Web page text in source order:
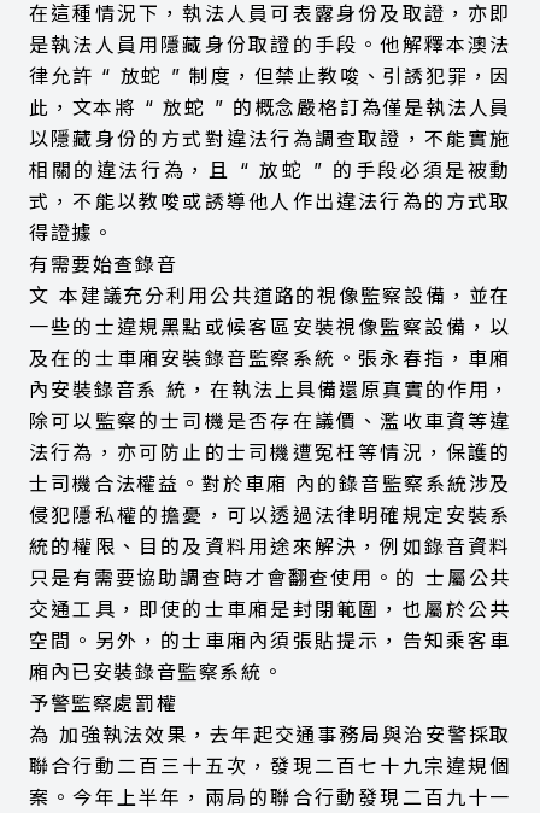
在這種情況下，執法人員可表露身份及取證，亦即
是執法人員用隱藏身份取證的手段。他解釋本澳法
律允許 “ 放蛇 ”制度，但禁止教唆、引誘犯罪，因
此，文本將 “放蛇 ” 的概念嚴格訂為僅是執法人員
以隱藏身份的方式對違法行為調查取證，不能實施
相關的違法行為，且 “放蛇 ” 的手段必須是被動
式，不能以教唆或誘導他人作出違法行為的方式取
得證據。
有需要始查錄音
文 本建議充分利用公共道路的視像監察設備，並在
一些的士違規黑點或候客區安裝視像監察設備，以
及在的士車廂安裝錄音監察系統。張永春指，車廂
內安裝錄音系 統，在執法上具備還原真實的作用，
除可以監察的士司機是否存在議價、濫收車資等違
法行為，亦可防止的士司機遭冤枉等情況，保護的
士司機合法權益。對於車廂 內的錄音監察系統涉及
侵犯隱私權的擔憂，可以透過法律明確規定安裝系
統的權限、目的及資料用途來解決，例如錄音資料
只是有需要協助調查時才會翻查使用。的 士屬公共
交通工具，即使的士車廂是封閉範圍，也屬於公共
空間。另外，的士車廂內須張貼提示，告知乘客車
廂內已安裝錄音監察系統。
予警監察處罰權
為 加強執法效果，去年起交通事務局與治安警採取
聯合行動二百三十五次，發現二百七十九宗違規個
案。今年上半年，兩局的聯合行動發現二百九十一